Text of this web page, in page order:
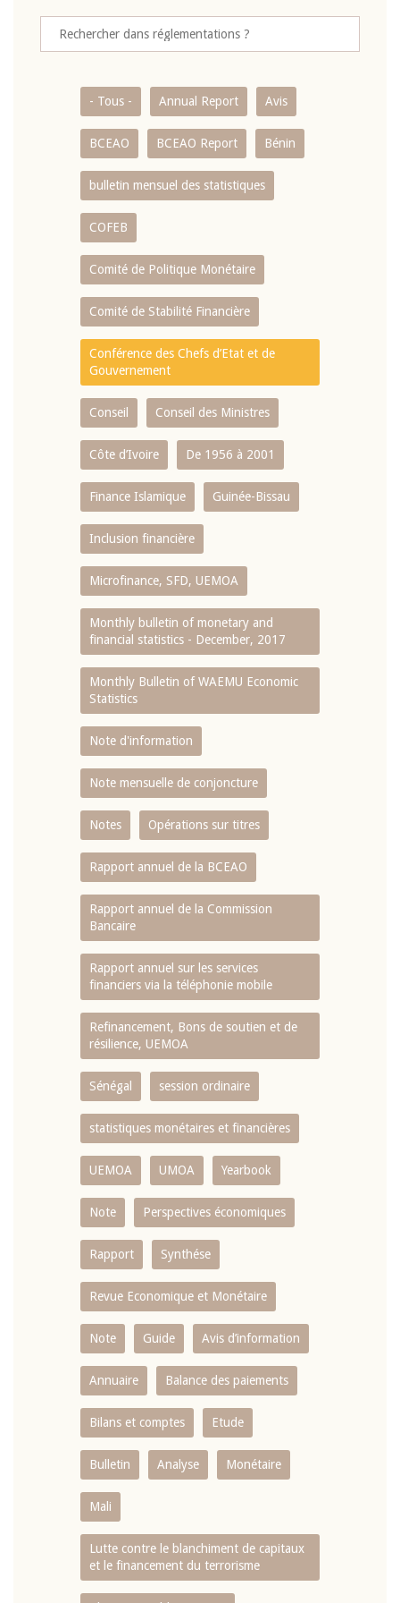
- Tous - Annual Report Avis
BCEAO BCEAO Report Bénin
bulletin mensuel des statistiques
COFEB
Comité de Politique Monétaire
Comité de Stabilité Financière
Conférence des Chefs d’Etat et de
Gouvernement
Conseil Conseil des Ministres
Côte d’Ivoire De 1956 à 2001
Finance Islamique Guinée-Bissau
Inclusion financière
Microfinance, SFD, UEMOA
Monthly bulletin of monetary and
financial statistics - December, 2017
Monthly Bulletin of WAEMU Economic
Statistics
Note d'information
Note mensuelle de conjoncture
Notes Opérations sur titres
Rapport annuel de la BCEAO
Rapport annuel de la Commission
Bancaire
Rapport annuel sur les services
financiers via la téléphonie mobile
Refinancement, Bons de soutien et de
résilience, UEMOA
Sénégal session ordinaire
statistiques monétaires et financières
UEMOA UMOA Yearbook
Note Perspectives économiques
Rapport Synthése
Revue Economique et Monétaire
Note Guide Avis d’information
Annuaire Balance des paiements
Bilans et comptes Etude
Bulletin Analyse Monétaire
Mali
Lutte contre le blanchiment de capitaux
et le financement du terrorisme